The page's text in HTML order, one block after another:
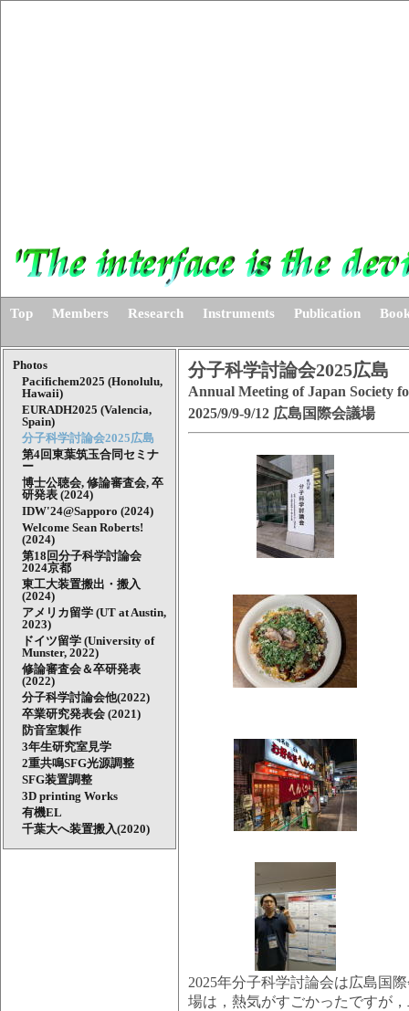
Top Members Research Instruments Publication
Photos
Pacifichem2025 (Honolulu,
Hawaii)
EURADH2025 (Valencia,
Spain)
分子科学討論会2025広島
第4回東葉筑玉合同セミナ
ー
博士公聴会, 修論審査会, 卒
研発表 (2024)
IDW'24@Sapporo (2024)
Welcome Sean Roberts!
(2024)
第18回分子科学討論会
2024京都
東工大装置搬出・搬入
(2024)
アメリカ留学 (UT at Austin,
2023)
ドイツ留学 (University of
Munster, 2022)
修論審査会＆卒研発表
(2022)
分子科学討論会他(2022)
卒業研究発表会 (2021)
防音室製作
3年生研究室見学
2重共鳴SFG光源調整
SFG装置調整
3D printing Works
有機EL
千葉大へ装置搬入(2020)
分子科学討論会2025広島
Annual Meeting of Japan Society
2025/9/9-9/12 広島国際会議場
2025年分子科学討論会は広島国
場は，熱気がすごかったですが